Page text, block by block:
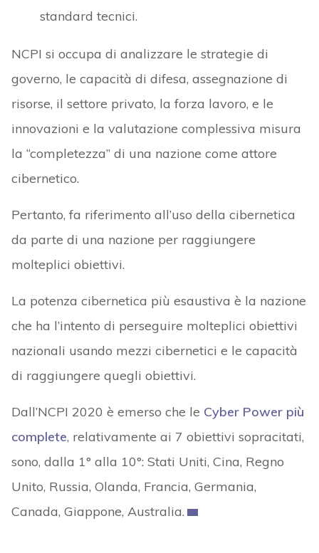
standard tecnici.
NCPI si occupa di analizzare le strategie di
governo, le capacità di difesa, assegnazione di
risorse, il settore privato, la forza lavoro, e le
innovazioni e la valutazione complessiva misura
la “completezza” di una nazione come attore
cibernetico.
Pertanto, fa riferimento all’uso della cibernetica
da parte di una nazione per raggiungere
molteplici obiettivi.
La potenza cibernetica più esaustiva è la nazione
che ha l’intento di perseguire molteplici obiettivi
nazionali usando mezzi cibernetici e le capacità
di raggiungere quegli obiettivi.
Dall’NCPI 2020 è emerso che le Cyber Power più
complete, relativamente ai 7 obiettivi sopracitati,
sono, dalla 1° alla 10°: Stati Uniti, Cina, Regno
Unito, Russia, Olanda, Francia, Germania,
Canada, Giappone, Australia.